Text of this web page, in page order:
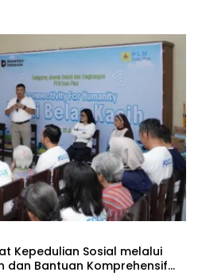
Kepedulian Sosial melalui
dan Bantuan Komprehensif